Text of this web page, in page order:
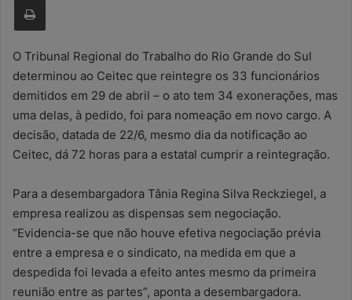
-
m
a
i
l
O Tribunal Regional do Trabalho do Rio Grande do Sul
determinou ao Ceitec que reintegre os 33 funcionários
demitidos em 29 de abril – o ato tem 34 exonerações, mas
uma delas, à pedido, foi para nomeação em novo cargo. A
decisão, datada de 22/6, mesmo dia da notificação ao
Ceitec, dá 72 horas para a estatal cumprir a reintegração.
Para a desembargadora Tânia Regina Silva Reckziegel, a
empresa realizou as dispensas sem negociação.
“Evidencia-se que não houve efetiva negociação prévia
entre a empresa e o sindicato, na medida em que a
despedida foi levada a efeito antes mesmo da primeira
reunião entre as partes”, aponta a desembargadora.